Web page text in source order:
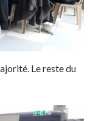
Le reste du